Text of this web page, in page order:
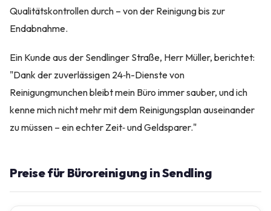
Qualitätskontrollen durch – von der Reinigung bis zur
Endabnahme.
Ein Kunde aus der Sendlinger Straße, Herr Müller, berichtet:
"Dank der zuverlässigen 24‑h-Dienste von
Reinigungmunchen bleibt mein Büro immer sauber, und ich
kenne mich nicht mehr mit dem Reinigungsplan auseinander
zu müssen – ein echter Zeit‑ und Geldsparer."
Preise für Büroreinigung in Sendling